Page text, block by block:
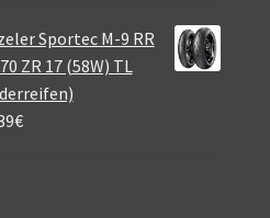
Sportec M-9 RR
ZR 17 (58W) TL
€